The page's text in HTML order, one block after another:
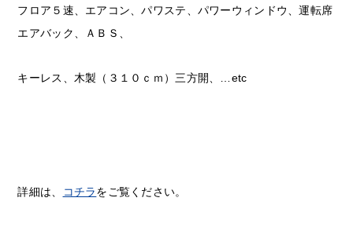
フロア５速、エアコン、パワステ、パワーウィンドウ、運転席
エアバック、ＡＢＳ、
キーレス、木製（３１０ｃｍ）三方開、…etc
詳細は、 コチラをご覧ください。